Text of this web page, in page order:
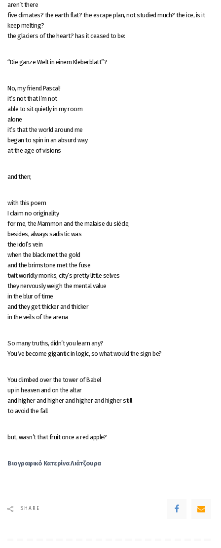
aren’t there
five climates? the earth flat? the escape plan, not studied much? the ice, is it
keep melting?
the glaciers of the heart? has it ceased to be:
“Die ganze Welt in einem Kleberblatt”?
No, my friend Pascal!
it’s not that I’m not
able to sit quietly in my room
alone
it’s that the world around me
began to spin in an absurd way
at the age of visions
and then;
with this poem
I claim no originality
for me, the Mammon and the malaise du siècle;
besides, always sadistic was
the idol’s vein
when the black met the gold
and the brimstone met the fuse
twit worldly monks, city’s pretty little selves
they nervously weigh the mental value
in the blur of time
and they get thicker and thicker
in the veils of the arena
So many truths, didn’t you learn any?
You’ve become gigantic in logic, so what would the sign be?
You climbed over the tower of Babel
up in heaven and on the altar
and higher and higher and higher and higher still
to avoid the fall
but, wasn’t that fruit once a red apple?
Βιογραφικό Κατερίνα Λιάτζουρα
SHARE